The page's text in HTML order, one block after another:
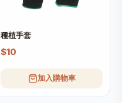
種植手套
$10
加入購物車